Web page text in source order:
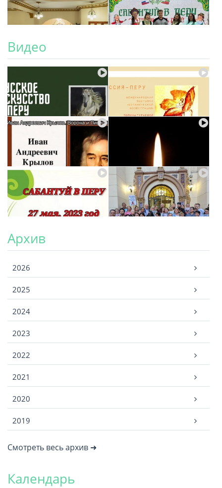
Видео
Архив
2026
2025
2024
2023
2022
2021
2020
2019
Смотреть весь архив ➜
Календарь